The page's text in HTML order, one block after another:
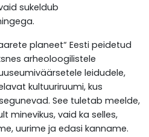
sukeldub
planeet“ Eesti peidetud
arheoloogilistele
leidudele,
kultuuriruumi, kus
See tuletab meelde,
minevikus, vaid ka selles,
uurime ja edasi kanname.